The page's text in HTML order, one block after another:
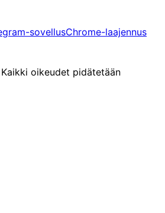
sovellusChrome-laajennus
Kaikki oikeudet pidätetään